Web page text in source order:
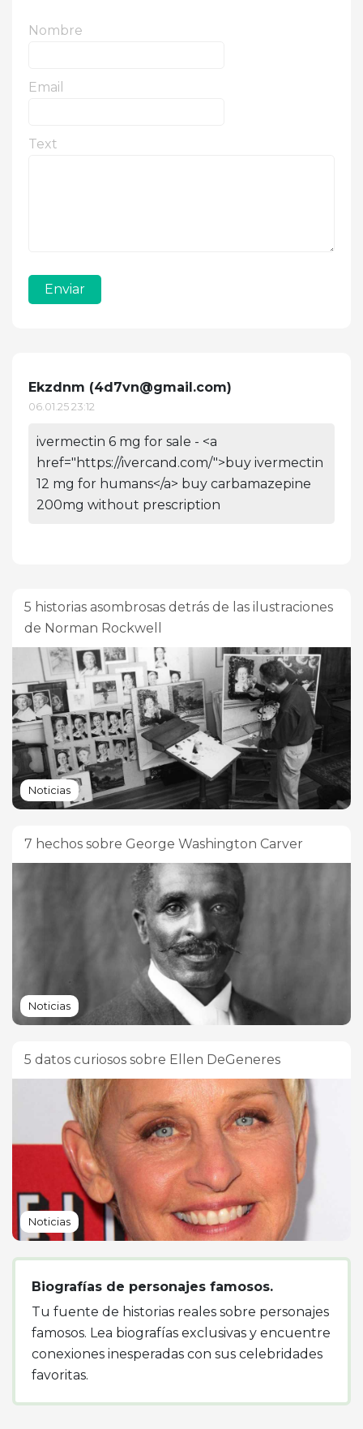
Nombre
Email
Text
Enviar
Ekzdnm (4d7vn@gmail.com)
06.01.25 23:12
ivermectin 6 mg for sale - <a
href="https://ivercand.com/">buy ivermectin
12 mg for humans</a> buy carbamazepine
200mg without prescription
5 historias asombrosas detrás de las ilustraciones
de Norman Rockwell
Noticias
7 hechos sobre George Washington Carver
Noticias
5 datos curiosos sobre Ellen DeGeneres
Noticias
Biografías de personajes famosos.
Tu fuente de historias reales sobre personajes
famosos. Lea biografías exclusivas y encuentre
conexiones inesperadas con sus celebridades
favoritas.